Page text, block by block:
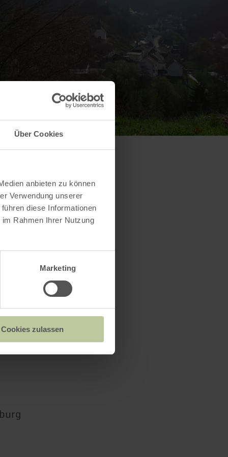
Über Cookies
anbieten zu können
Verwendung unserer
diese Informationen
Rahmen Ihrer Nutzung
Marketing
Cookies zulassen